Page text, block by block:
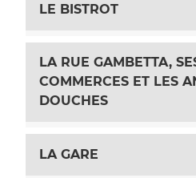
LE BISTROT
LA RUE GAMBETTA,
COMMERCES ET LES
DOUCHES
LA GARE